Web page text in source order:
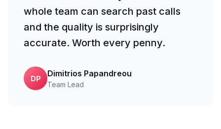
whole team can search past calls
and the quality is surprisingly
accurate. Worth every penny.
DP
Dimitrios Papandreou
Team Lead